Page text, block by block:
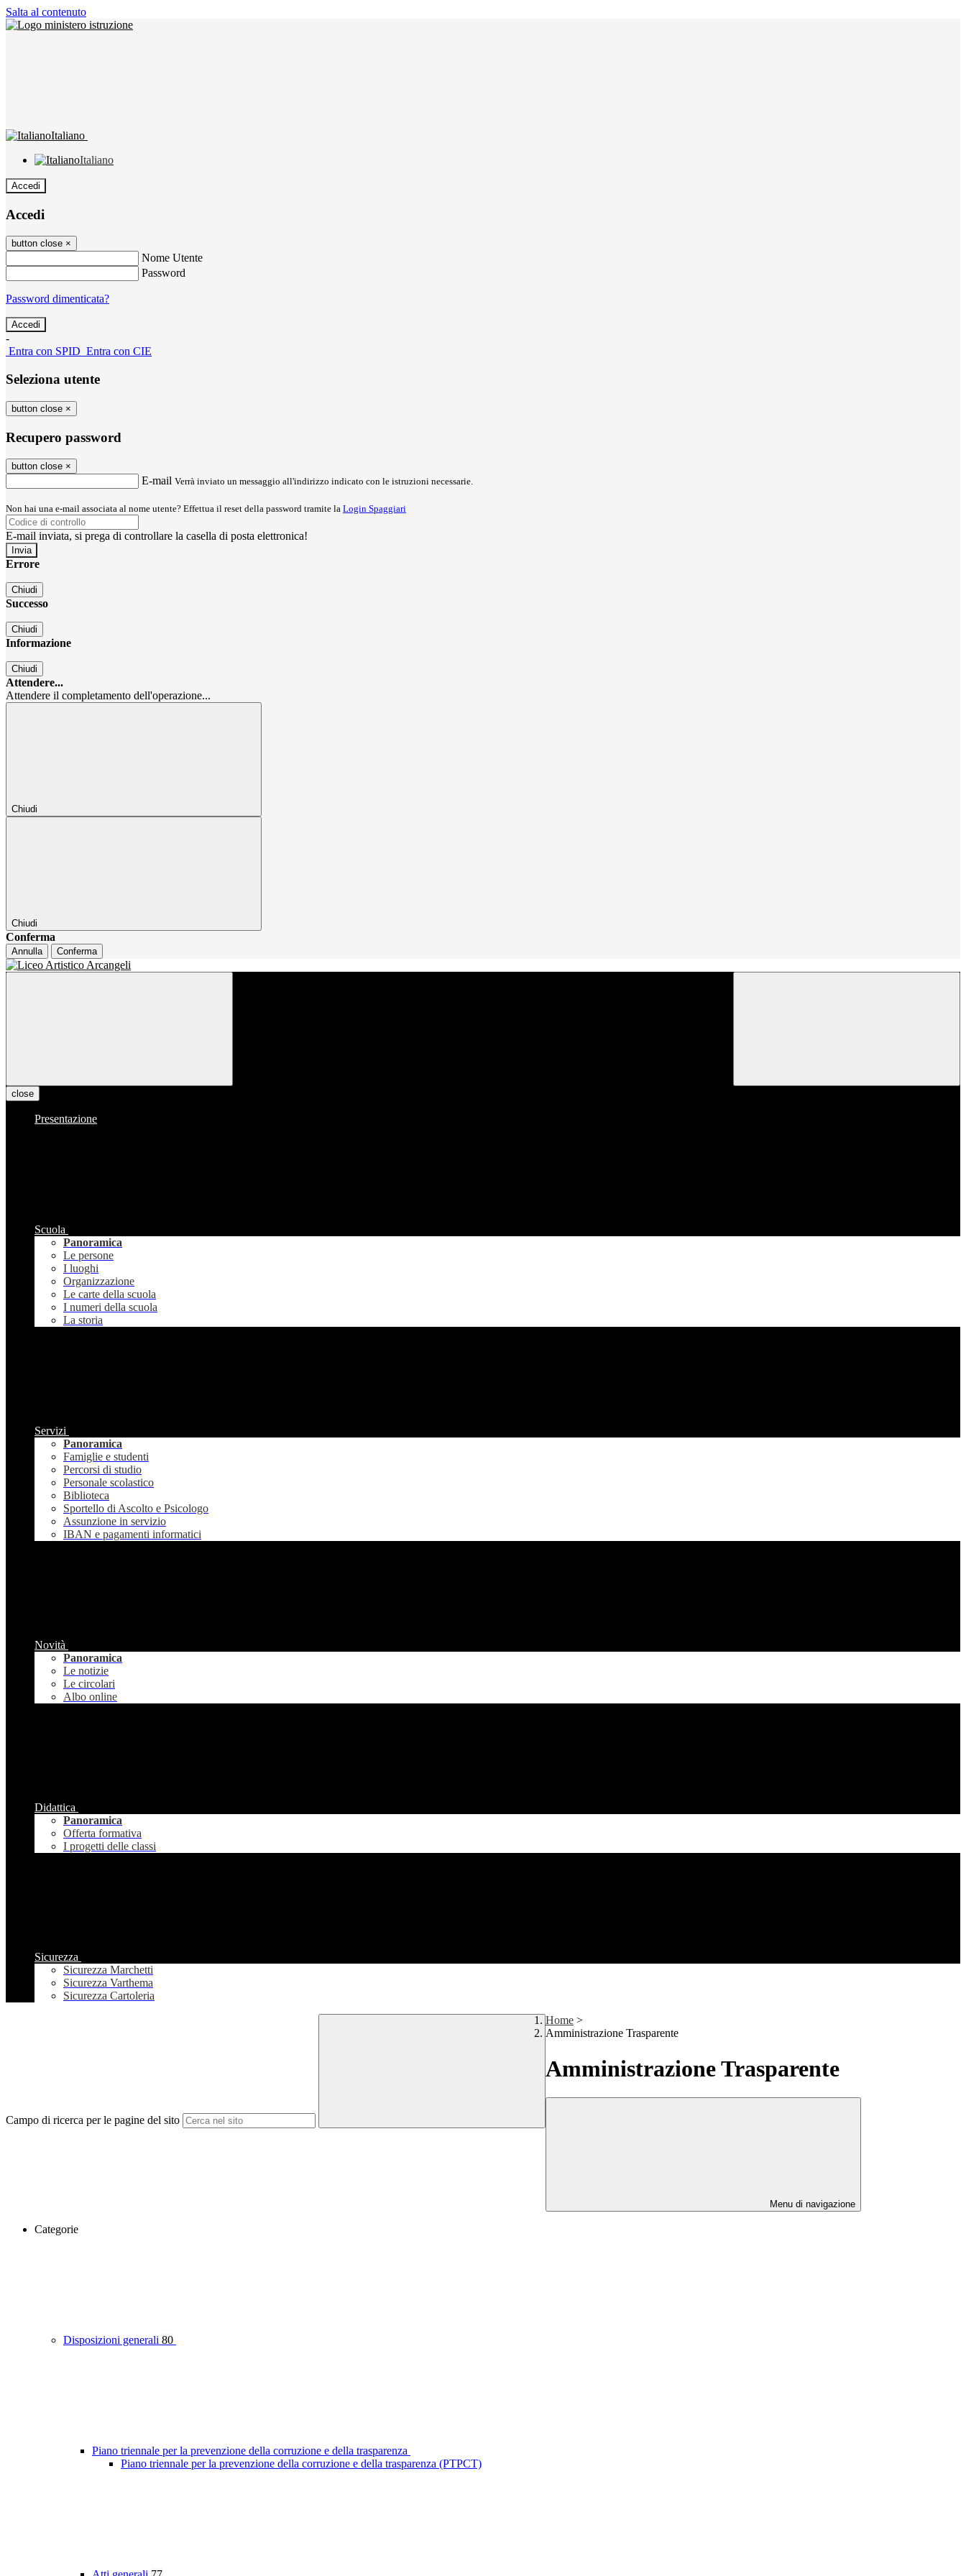
Salta al contenuto
Italiano
Italiano
Accedi
Accedi
button close ×
Nome Utente
Password
Password dimenticata?
-
Entra con SPID Entra con CIE
Seleziona utente
button close ×
Recupero password
button close ×
E-mail Verrà inviato un messaggio all'indirizzo indicato con le istruzioni necessarie.
Non hai una e-mail associata al nome utente? Effettua il reset della password tramite la Login Spaggiari
E-mail inviata, si prega di controllare la casella di posta elettronica!
Errore
Chiudi
Successo
Chiudi
Informazione
Chiudi
Attendere...
Attendere il completamento dell'operazione...
Chiudi
Chiudi
Conferma
Annulla Conferma
close
Presentazione
Scuola
Panoramica
Le persone
I luoghi
Organizzazione
Le carte della scuola
I numeri della scuola
La storia
Servizi
Panoramica
Famiglie e studenti
Percorsi di studio
Personale scolastico
Biblioteca
Sportello di Ascolto e Psicologo
Assunzione in servizio
IBAN e pagamenti informatici
Novità
Panoramica
Le notizie
Le circolari
Albo online
Didattica
Panoramica
Offerta formativa
I progetti delle classi
Sicurezza
Sicurezza Marchetti
Sicurezza Varthema
Sicurezza Cartoleria
Campo di ricerca per le pagine del sito
Home >
Amministrazione Trasparente
Amministrazione Trasparente
Menu di navigazione
Categorie
Disposizioni generali 80
Piano triennale per la prevenzione della corruzione e della trasparenza
Piano triennale per la prevenzione della corruzione e della trasparenza (PTPCT)